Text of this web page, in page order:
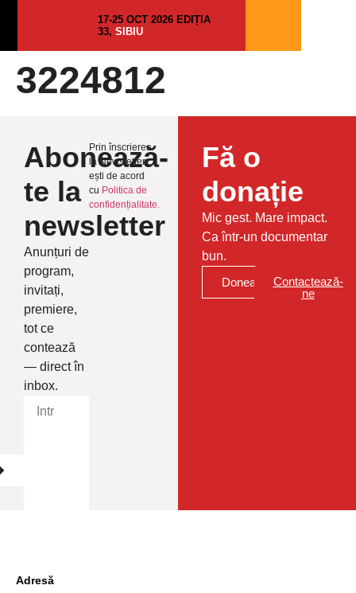
17-25 OCT 2026 EDIȚIA
33, SIBIU
3224812
Abonează-
te la
newsletter
Anunțuri de
program,
invitați,
premiere,
tot ce
contează
— direct în
inbox.
Prin înscrierea
la Newsletter
ești de acord
cu Politica de
confidențialitate.
Fă o
donație
Mic gest. Mare impact.
Ca într-un documentar
bun.
Donează
Contactează-
ne
Adresă